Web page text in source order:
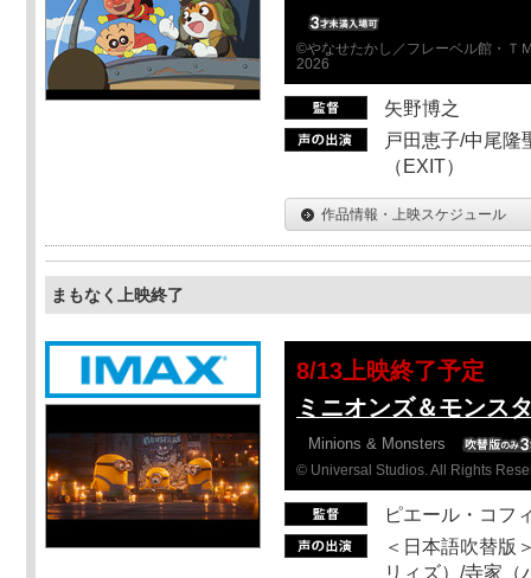
©やなせたかし／フレーベル館・Ｔ
2026
矢野博之
戸田恵子/中尾隆
（EXIT）
作品情報・上映スケジュール
まもなく上映終了
8/13上映終了予定
ミニオンズ＆モンス
Minions & Monsters
© Universal Studios. All Rights
ピエール・コフ
＜日本語吹替版
リィズ）/寺家（